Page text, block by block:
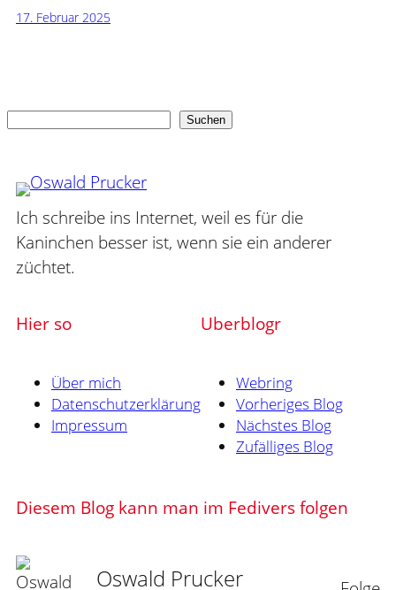
17. Februar 2025
Suchen
Ich schreibe ins Internet, weil es für die
Kaninchen besser ist, wenn sie ein anderer
züchtet.
Hier so
Über mich
Datenschutzerklärung
Impressum
Uberblogr
Webring
Vorheriges Blog
Nächstes Blog
Zufälliges Blog
Diesem Blog kann man im Fedivers folgen
Oswald Prucker